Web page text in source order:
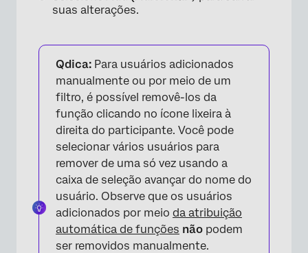
suas alterações.
Qdica: Para usuários adicionados
manualmente ou por meio de um
filtro, é possível removê-los da
função clicando no ícone lixeira à
direita do participante. Você pode
selecionar vários usuários para
remover de uma só vez usando a
caixa de seleção avançar do nome do
usuário. Observe que os usuários
adicionados por meio da atribuição
automática de funções não podem
ser removidos manualmente.